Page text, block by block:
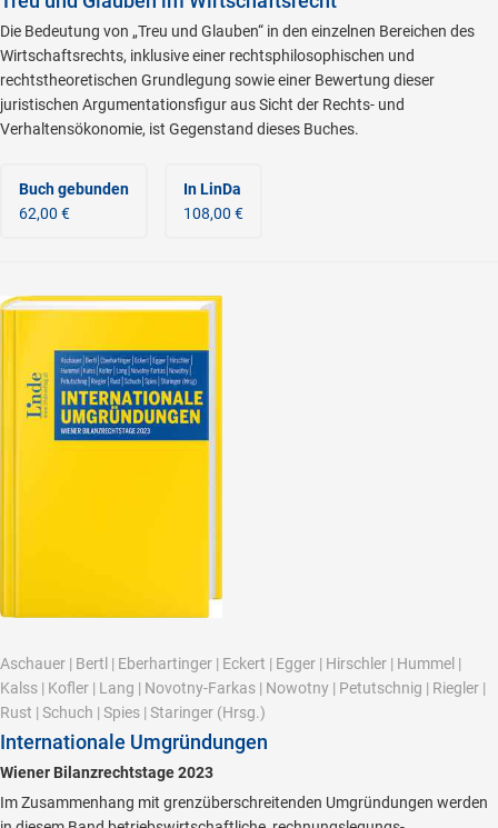
Die Bedeutung von „Treu und Glauben“ in den einzelnen Bereichen des
Wirtschaftsrechts, inklusive einer rechtsphilosophischen und
rechtstheoretischen Grundlegung sowie einer Bewertung dieser
juristischen Argumentationsfigur aus Sicht der Rechts- und
Verhaltensökonomie, ist Gegenstand dieses Buches.
Buch gebunden
62,00 €
In LinDa
108,00 €
Aschauer | Bertl | Eberhartinger | Eckert | Egger | Hirschler | Hummel |
Kalss | Kofler | Lang | Novotny-Farkas | Nowotny | Petutschnig | Riegler |
Rust | Schuch | Spies | Staringer (Hrsg.)
Internationale Umgründungen
Wiener Bilanzrechtstage 2023
Im Zusammenhang mit grenzüberschreitenden Umgründungen werden